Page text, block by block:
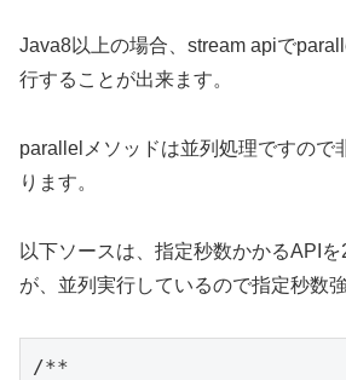
Java8以上の場合、stream apiで
行することが出来ます。
parallelメソッドは並列処理ですので
ります。
以下ソースは、指定秒数かかるAPI
が、並列実行しているので指定秒数
/**